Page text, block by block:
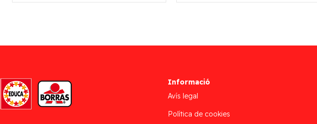
Informació
Avís legal
Política de cookies